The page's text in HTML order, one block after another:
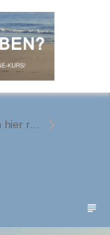
Ich bin im Stress, holt mich hier raus! 4 1/2 Maßnahmen gegen den Stress des Alltagsdschungels